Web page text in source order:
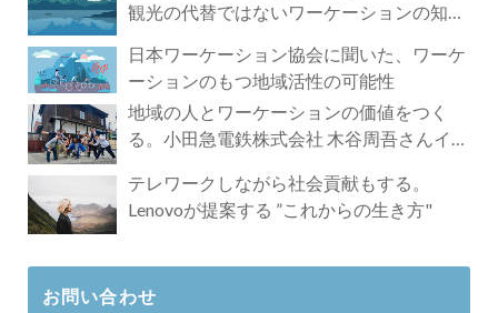
観光の代替ではないワーケーションの知ら
日本ワーケーション協会に聞いた、ワーケ
ーションのもつ地域活性の可能性
地域の人とワーケーションの価値をつく
る。小田急電鉄株式会社 木谷周吾さんイン
テレワークしながら社会貢献もする。
Lenovoが提案する ”これからの生き方"
お問い合わせ